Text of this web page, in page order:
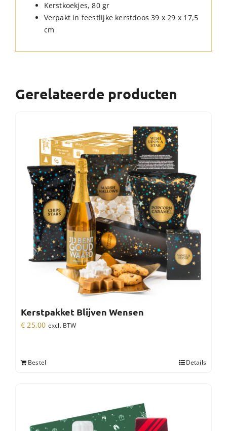
Kerstkoekjes, 80 gr
Verpakt in feestlijke kerstdoos 39 x 29 x 17,5
cm
Gerelateerde producten
Kerstpakket Blijven Wensen
€ 25,00 excl. BTW
Bestel Details